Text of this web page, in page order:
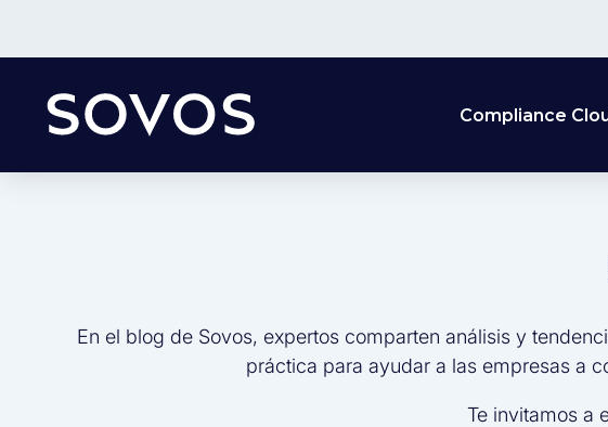
Compliance
En el blog de Sovos, expertos comparten análisis y
práctica para ayudar a las empresas a
Te invitamos a